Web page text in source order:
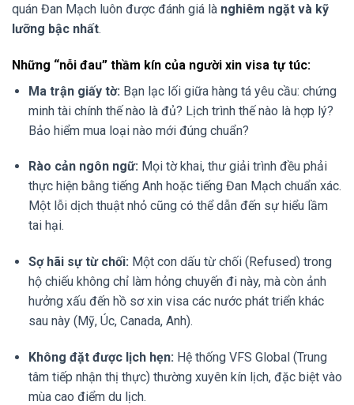
quán Đan Mạch luôn được đánh giá là nghiêm ngặt và kỹ
lưỡng bậc nhất.
Những “nỗi đau” thầm kín của người xin visa tự túc:
Ma trận giấy tờ: Bạn lạc lối giữa hàng tá yêu cầu: chứng
minh tài chính thế nào là đủ? Lịch trình thế nào là hợp lý?
Bảo hiểm mua loại nào mới đúng chuẩn?
Rào cản ngôn ngữ: Mọi tờ khai, thư giải trình đều phải
thực hiện bằng tiếng Anh hoặc tiếng Đan Mạch chuẩn xác.
Một lỗi dịch thuật nhỏ cũng có thể dẫn đến sự hiểu lầm
tai hại.
Sợ hãi sự từ chối: Một con dấu từ chối (Refused) trong
hộ chiếu không chỉ làm hỏng chuyến đi này, mà còn ảnh
hưởng xấu đến hồ sơ xin visa các nước phát triển khác
sau này (Mỹ, Úc, Canada, Anh).
Không đặt được lịch hẹn: Hệ thống VFS Global (Trung
tâm tiếp nhận thị thực) thường xuyên kín lịch, đặc biệt vào
mùa cao điểm du lịch.